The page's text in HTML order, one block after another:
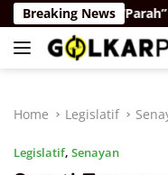
Skip
to
content
Breaking News
Ada yang “Parah”
Home Legislatif
Legislatif, Senayan